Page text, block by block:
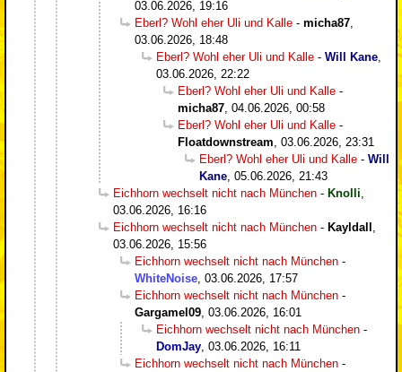
03.06.2026, 19:16
Eberl? Wohl eher Uli und Kalle - micha87
03.06.2026, 18:48
Eberl? Wohl eher Uli und Kalle - Will Kane
03.06.2026, 22:22
Eberl? Wohl eher Uli und Kalle -
micha87 04.06.2026, 00:58
Eberl? Wohl eher Uli und Kalle -
Floatdownstream 03.06.2026, 23:31
Eberl? Wohl eher Uli und Kalle - Will
Kane 05.06.2026, 21:43
Eichhorn wechselt nicht nach München - Knolli
03.06.2026, 16:16
Eichhorn wechselt nicht nach München - Kayldall
03.06.2026, 15:56
Eichhorn wechselt nicht nach München -
WhiteNoise 03.06.2026, 17:57
Eichhorn wechselt nicht nach München -
Gargamel09 03.06.2026, 16:01
Eichhorn wechselt nicht nach München -
DomJay 03.06.2026, 16:11
Eichhorn wechselt nicht nach München -